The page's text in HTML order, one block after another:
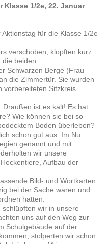
Klasse 1/2e, 22. Januar
für die Klasse 1/2e
verschoben, klopften kurz
die beiden
Schwarzen Berge (Frau
die Zimmertür. Sie wurden
vorbereiteten Sitzkreis
Draußen ist es kalt! Es hat
Wie können sie bei so
Boden überleben?
schon gut aus. Im Nu
genannt und mit
wir unsere
Aufbau der
Bild- und Wortkarten
bei der Sache waren und
hatten.
wir in unsere
uns auf den Weg zur
Schulgebäude auf der
stolperten wir schon